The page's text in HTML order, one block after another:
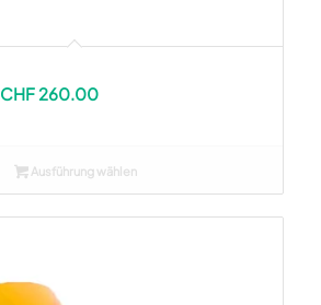
CHF260.00Preisspanne:
CHF 260.00
Ausführung wählen